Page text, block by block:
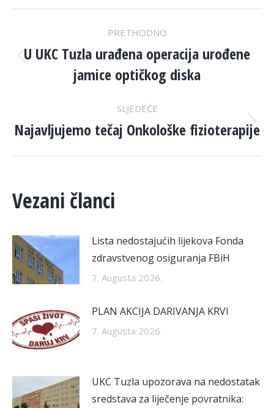
NAVIGATION
PRETHODNO
Previous
post:
U UKC Tuzla urađena operacija urođene
jamice optičkog diska
SLJEDEĆE
Next
Najavljujemo tečaj Onkološke fizioterapije
Vezani članci
Lista nedostajućih lijekova Fonda
zdravstvenog osiguranja FBiH
7. Augusta 2026.
PLAN AKCIJA DARIVANJA KRVI
7. Augusta 2026.
UKC Tuzla upozorava na nedostatak
sredstava za liječenje povratnika: